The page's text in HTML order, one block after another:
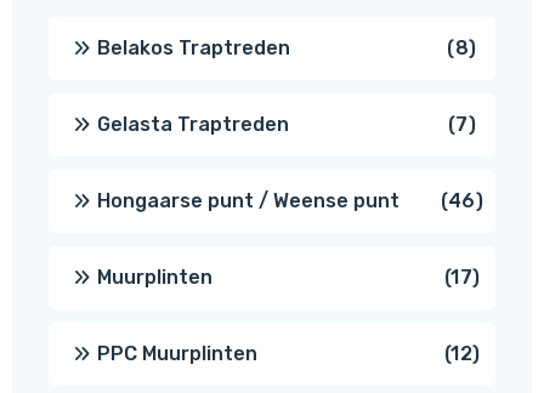
Belakos Traptreden 88
Gelasta Traptreden 77
Hongaarse punt / Weense punt 4646
Muurplinten 1717
PPC Muurplinten 1212